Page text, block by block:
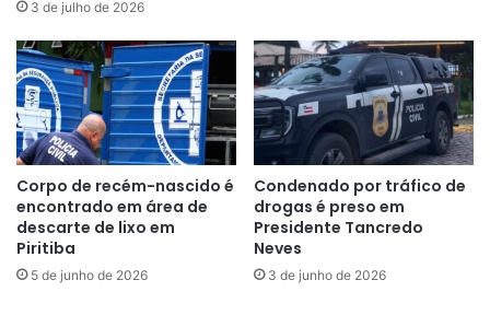
3 de julho de 2026
Corpo de recém-nascido é
encontrado em área de
descarte de lixo em
Piritiba
5 de junho de 2026
Condenado por tráfico de
drogas é preso em
Presidente Tancredo
Neves
3 de junho de 2026